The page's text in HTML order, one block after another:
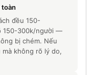
đều 150-
150-300k/người —
bị chém. Nếu
không rõ lý do,